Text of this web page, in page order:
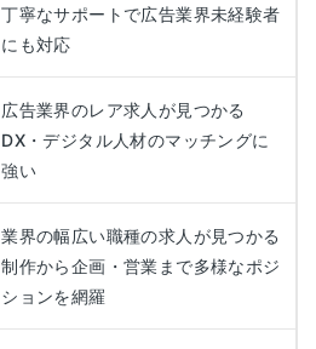
丁寧なサポートで広告業界未経験者
にも対応
広告業界のレア求人が見つかる
DX・デジタル人材のマッチングに
強い
業界の幅広い職種の求人が見つかる
制作から企画・営業まで多様なポジ
ションを網羅